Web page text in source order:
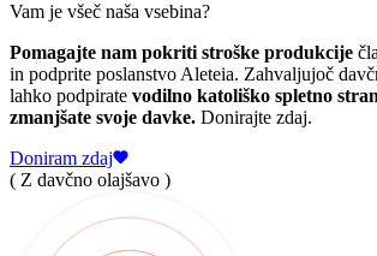
Vam je všeč naša vsebina?
Pomagajte nam pokriti stroške produkcije
in podprite poslanstvo Aleteia. Zahvaljujoč
lahko podpirate vodilno katoliško spletno
zmanjšate svoje davke. Donirajte zdaj.
Doniram zdaj
( Z davčno olajšavo )